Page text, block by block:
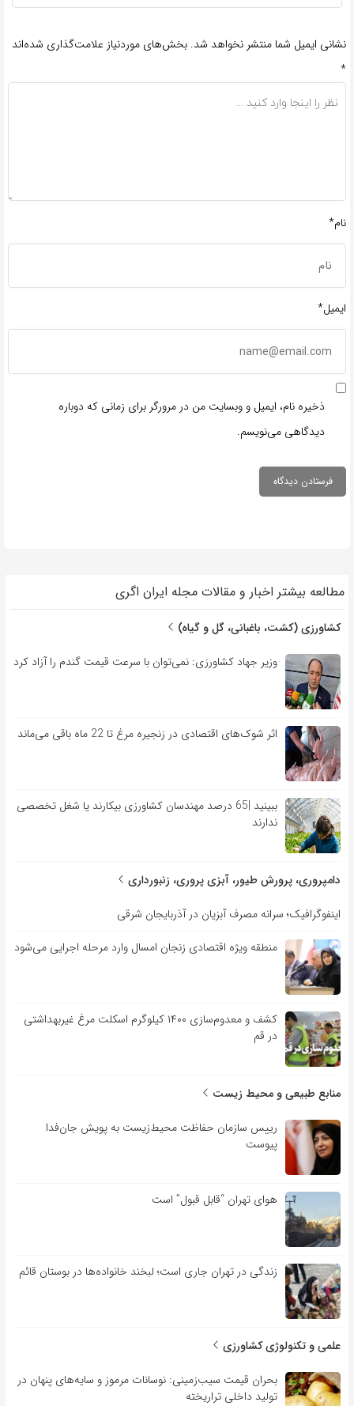
نشانی ایمیل شما منتشر نخواهد شد. بخش‌های موردنیاز علامت‌گذاری شده‌اند
*
نام*
ایمیل*
ذخیره نام، ایمیل و وبسایت من در مرورگر برای زمانی که دوباره
دیدگاهی می‌نویسم.
مطالعه بیشتر اخبار و مقالات مجله ایران اگری
کشاورزی (کشت، باغبانی، گل و گیاه)
وزیر جهاد کشاورزی: نمی‌توان با سرعت قیمت گندم را آزاد کرد
اثر شوک‌های اقتصادی در زنجیره مرغ تا 22 ماه باقی می‌ماند
ببینید |65 درصد مهندسان کشاورزی بیکارند یا شغل تخصصی
ندارند
دامپروری، پرورش طیور، آبزی پروری، زنبورداری
اینفوگرافیک؛ سرانه مصرف آبزیان در آذربایجان شرقی
منطقه ویژه اقتصادی زنجان امسال وارد مرحله اجرایی می‌شود
کشف و معدوم‌سازی ۱۴۰۰ کیلوگرم اسکلت مرغ غیربهداشتی
در قم
منابع طبیعی و محیط زیست
رییس سازمان حفاظت محیط‌زیست به پویش جان‌فدا
پیوست
هوای تهران “قابل قبول” است
زندگی در تهران جاری است؛ لبخند خانواده‌ها در بوستان قائم
علمی و تکنولوژی کشاورزی
بحران قیمت سیب‌زمینی: نوسانات مرموز و سایه‌های پنهان در
تولید داخلی تراریخته